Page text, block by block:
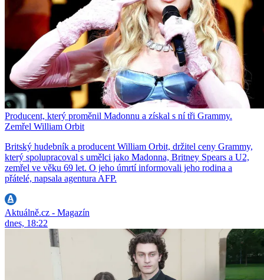
Producent, který proměnil Madonnu a získal s ní tři Grammy.
Zemřel William Orbit
Britský hudebník a producent William Orbit, držitel ceny Grammy,
který spolupracoval s umělci jako Madonna, Britney Spears a U2,
zemřel ve věku 69 let. O jeho úmrtí informovali jeho rodina a
přátelé, napsala agentura AFP.
Aktuálně.cz - Magazín
dnes, 18:22